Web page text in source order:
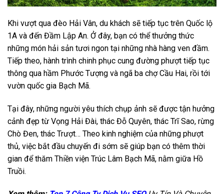
Khi vượt qua đèo Hải Vân, du khách sẽ tiếp tục trên Quốc lộ
1A và đến Đầm Lập An. Ở đây, bạn có thể thưởng thức
những món hải sản tươi ngon tại những nhà hàng ven đầm.
Tiếp theo, hành trình chinh phục cung đường phượt tiếp tục
thông qua hầm Phước Tượng và ngã ba chợ Cầu Hai, rồi tới
vườn quốc gia Bạch Mã.
Tại đây, những người yêu thích chụp ảnh sẽ được tận hưởng
cảnh đẹp từ Vọng Hải Đài, thác Đỗ Quyên, thác Trĩ Sao, rừng
Chò Đen, thác Trượt… Theo kinh nghiệm của những phượt
thủ, việc bắt đầu chuyến đi sớm sẽ giúp bạn có thêm thời
gian để thăm Thiền viện Trúc Lâm Bạch Mã, nằm giữa Hồ
Truồi.